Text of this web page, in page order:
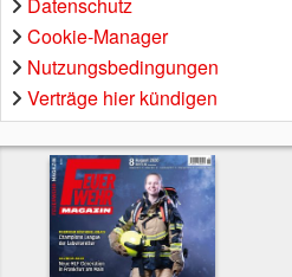
Datenschutz
Cookie-Manager
Nutzungsbedingungen
Verträge hier kündigen